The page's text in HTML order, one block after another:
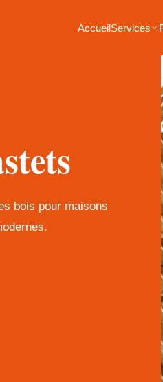
AccueilServices
bois pour maisons